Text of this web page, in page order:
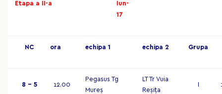
Etapa a II-a
Iun-
17
NC ora ec hipa 1 ec hipa 2 Grupa
8 – 5 12.00
Pegasus Tg
Mureș
LT Tr Vuia
Reșița